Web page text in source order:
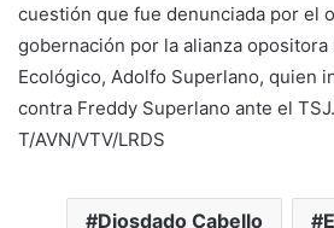
cuestión que fue denunciada por el
gobernación por la alianza
Ecológico, Adolfo Superlano, quien
contra Freddy Superlano ante el TSJ.
T/AVN/VTV/LRDS
Diosdado Cabello